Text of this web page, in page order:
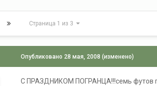
Страница 1 из 3
Опубликовано 28 мая, 2008 (изменено)
С ПРАЗДНИКОМ ПОГРАНЦА!!!семь футов